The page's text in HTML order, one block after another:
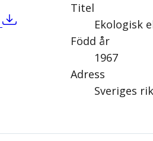
,Roger Tiefensee (C)
Titel
Ekologisk
Född år
1967
Adress
Sveriges